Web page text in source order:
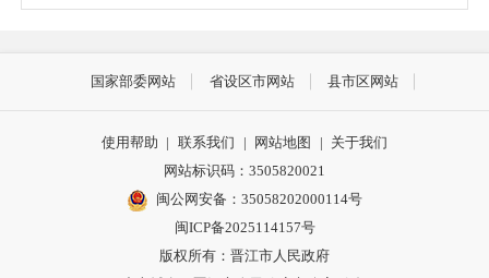
国家部委网站 省设区市网站 县市区网站
使用帮助 | 联系我们 | 网站地图 | 关于我们
网站标识码：3505820021
闽公网安备：35058202000114号
闽ICP备2025114157号
版权所有：晋江市人民政府